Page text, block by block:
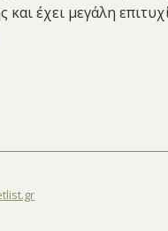
έχει μεγάλη